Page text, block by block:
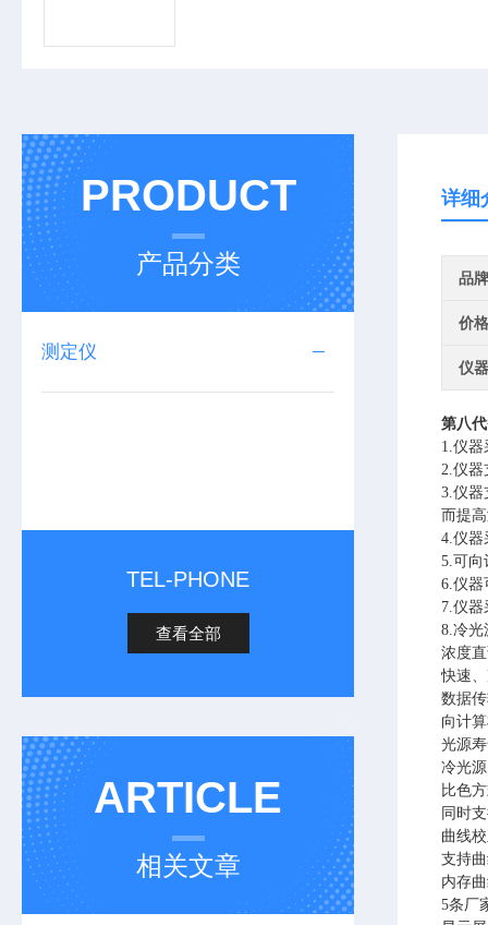
PRODUCT
产品分类
测定仪
TEL-PHONE
查看全部
ARTICLE
相关文章
详细
品牌
价
仪
第八
1.仪
2.仪器
3.仪器
而提
4.仪器
5.可向
6.仪器
7.仪
8.冷光
浓度
快速
数据
向计
光源
冷光
比色
同时
曲线
支持
内存
5条厂